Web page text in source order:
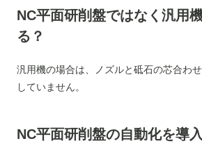
NC平面研削盤ではなく汎用
る？
汎用機の場合は、ノズルと砥石の芯合わ
していません。
NC平面研削盤の自動化を導